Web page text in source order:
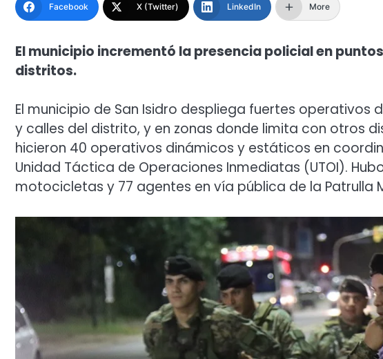
Facebook X (Twitter) LinkedIn More
El municipio incrementó la presencia policial en
distritos.
El municipio de San Isidro despliega fuertes operativos
y calles del distrito, y en zonas donde limita con otros
hicieron 40 operativos dinámicos y estáticos en
Unidad Táctica de Operaciones Inmediatas (UTOI).
motocicletas y 77 agentes en vía pública de la Patrulla